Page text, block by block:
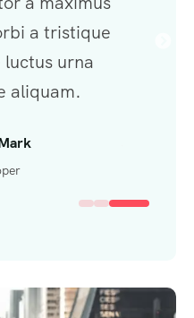
a tristique
urna
aliquam.
Designer